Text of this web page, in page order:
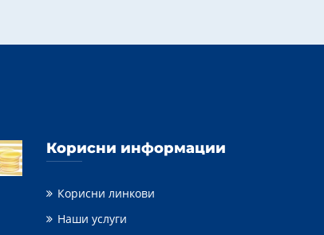
Корисни информации
Корисни линкови
Наши услуги